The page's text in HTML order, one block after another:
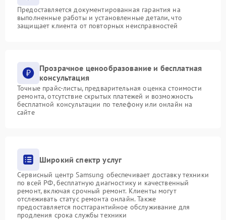
Предоставляется документированная гарантия на
выполненные работы и установленные детали, что
защищает клиента от повторных неисправностей
Прозрачное ценообразование и бесплатная
консультация
Точные прайс-листы, предварительная оценка стоимости
ремонта, отсутствие скрытых платежей и возможность
бесплатной консультации по телефону или онлайн на
сайте
Широкий спектр услуг
Сервисный центр Samsung обеспечивает доставку техники
по всей РФ, бесплатную диагностику и качественный
ремонт, включая срочный ремонт. Клиенты могут
отслеживать статус ремонта онлайн. Также
предоставляется постгарантийное обслуживание для
продления срока службы техники